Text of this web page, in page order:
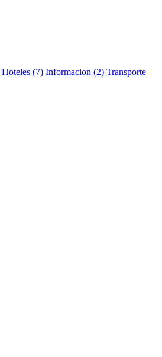
Hoteles (7) Informacion (2) Transporte